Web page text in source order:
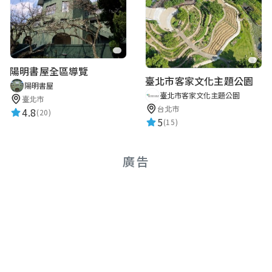
陽明書屋全區導覽
陽明書屋
臺北市
4.8(20)
臺北市客家文化主題公園
臺北市客家文化主題公園
台北市
5(15)
廣告